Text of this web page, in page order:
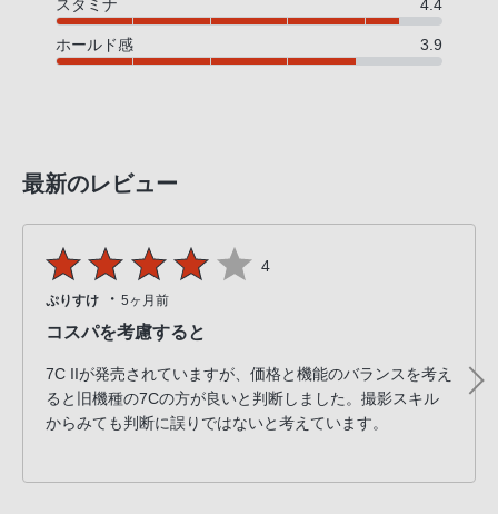
スタミナ 4.4
ホールド感 3.9
最新のレビュー
4
ぷりすけ ・ 5ヶ月前
コスパを考慮すると
7C IIが発売されていますが、価格と機能のバランスを考え
ると旧機種の7Cの方が良いと判断しました。撮影スキル
からみても判断に誤りではないと考えています。